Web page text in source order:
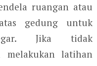
ruangan atau
gedung untuk
Jika tidak
melakukan latihan